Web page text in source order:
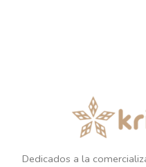
Dedicados a la